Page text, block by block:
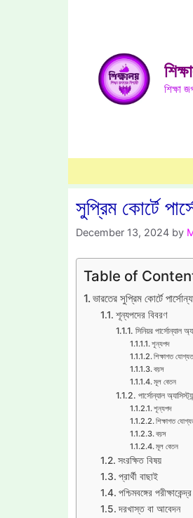
শিক্ষা
সুপ্রিম কোর্টে
December 13, 2024 by
Table of
ভারতের সুপ্রিম কোর্টে
শূন্যপদের বিবরণ
সিনিয়র পার্সোন্যাল
শূন্যপদ
শিক্ষাগত
বয়স
মূল বেতন
পার্সোন্যাল
শূন্যপদ
শিক্ষাগত
বয়স
মূল বেতন
সংরক্ষিত বিষয়
প্রার্থী বাছাই
পশ্চিমবঙ্গের পরীক্ষাকেন্দ্র
দরখাস্ত বা আবেদন